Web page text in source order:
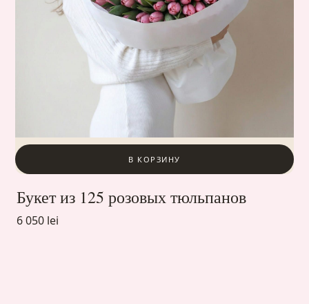
В КОРЗИНУ
Букет из 125 розовых тюльпанов
6 050 lei